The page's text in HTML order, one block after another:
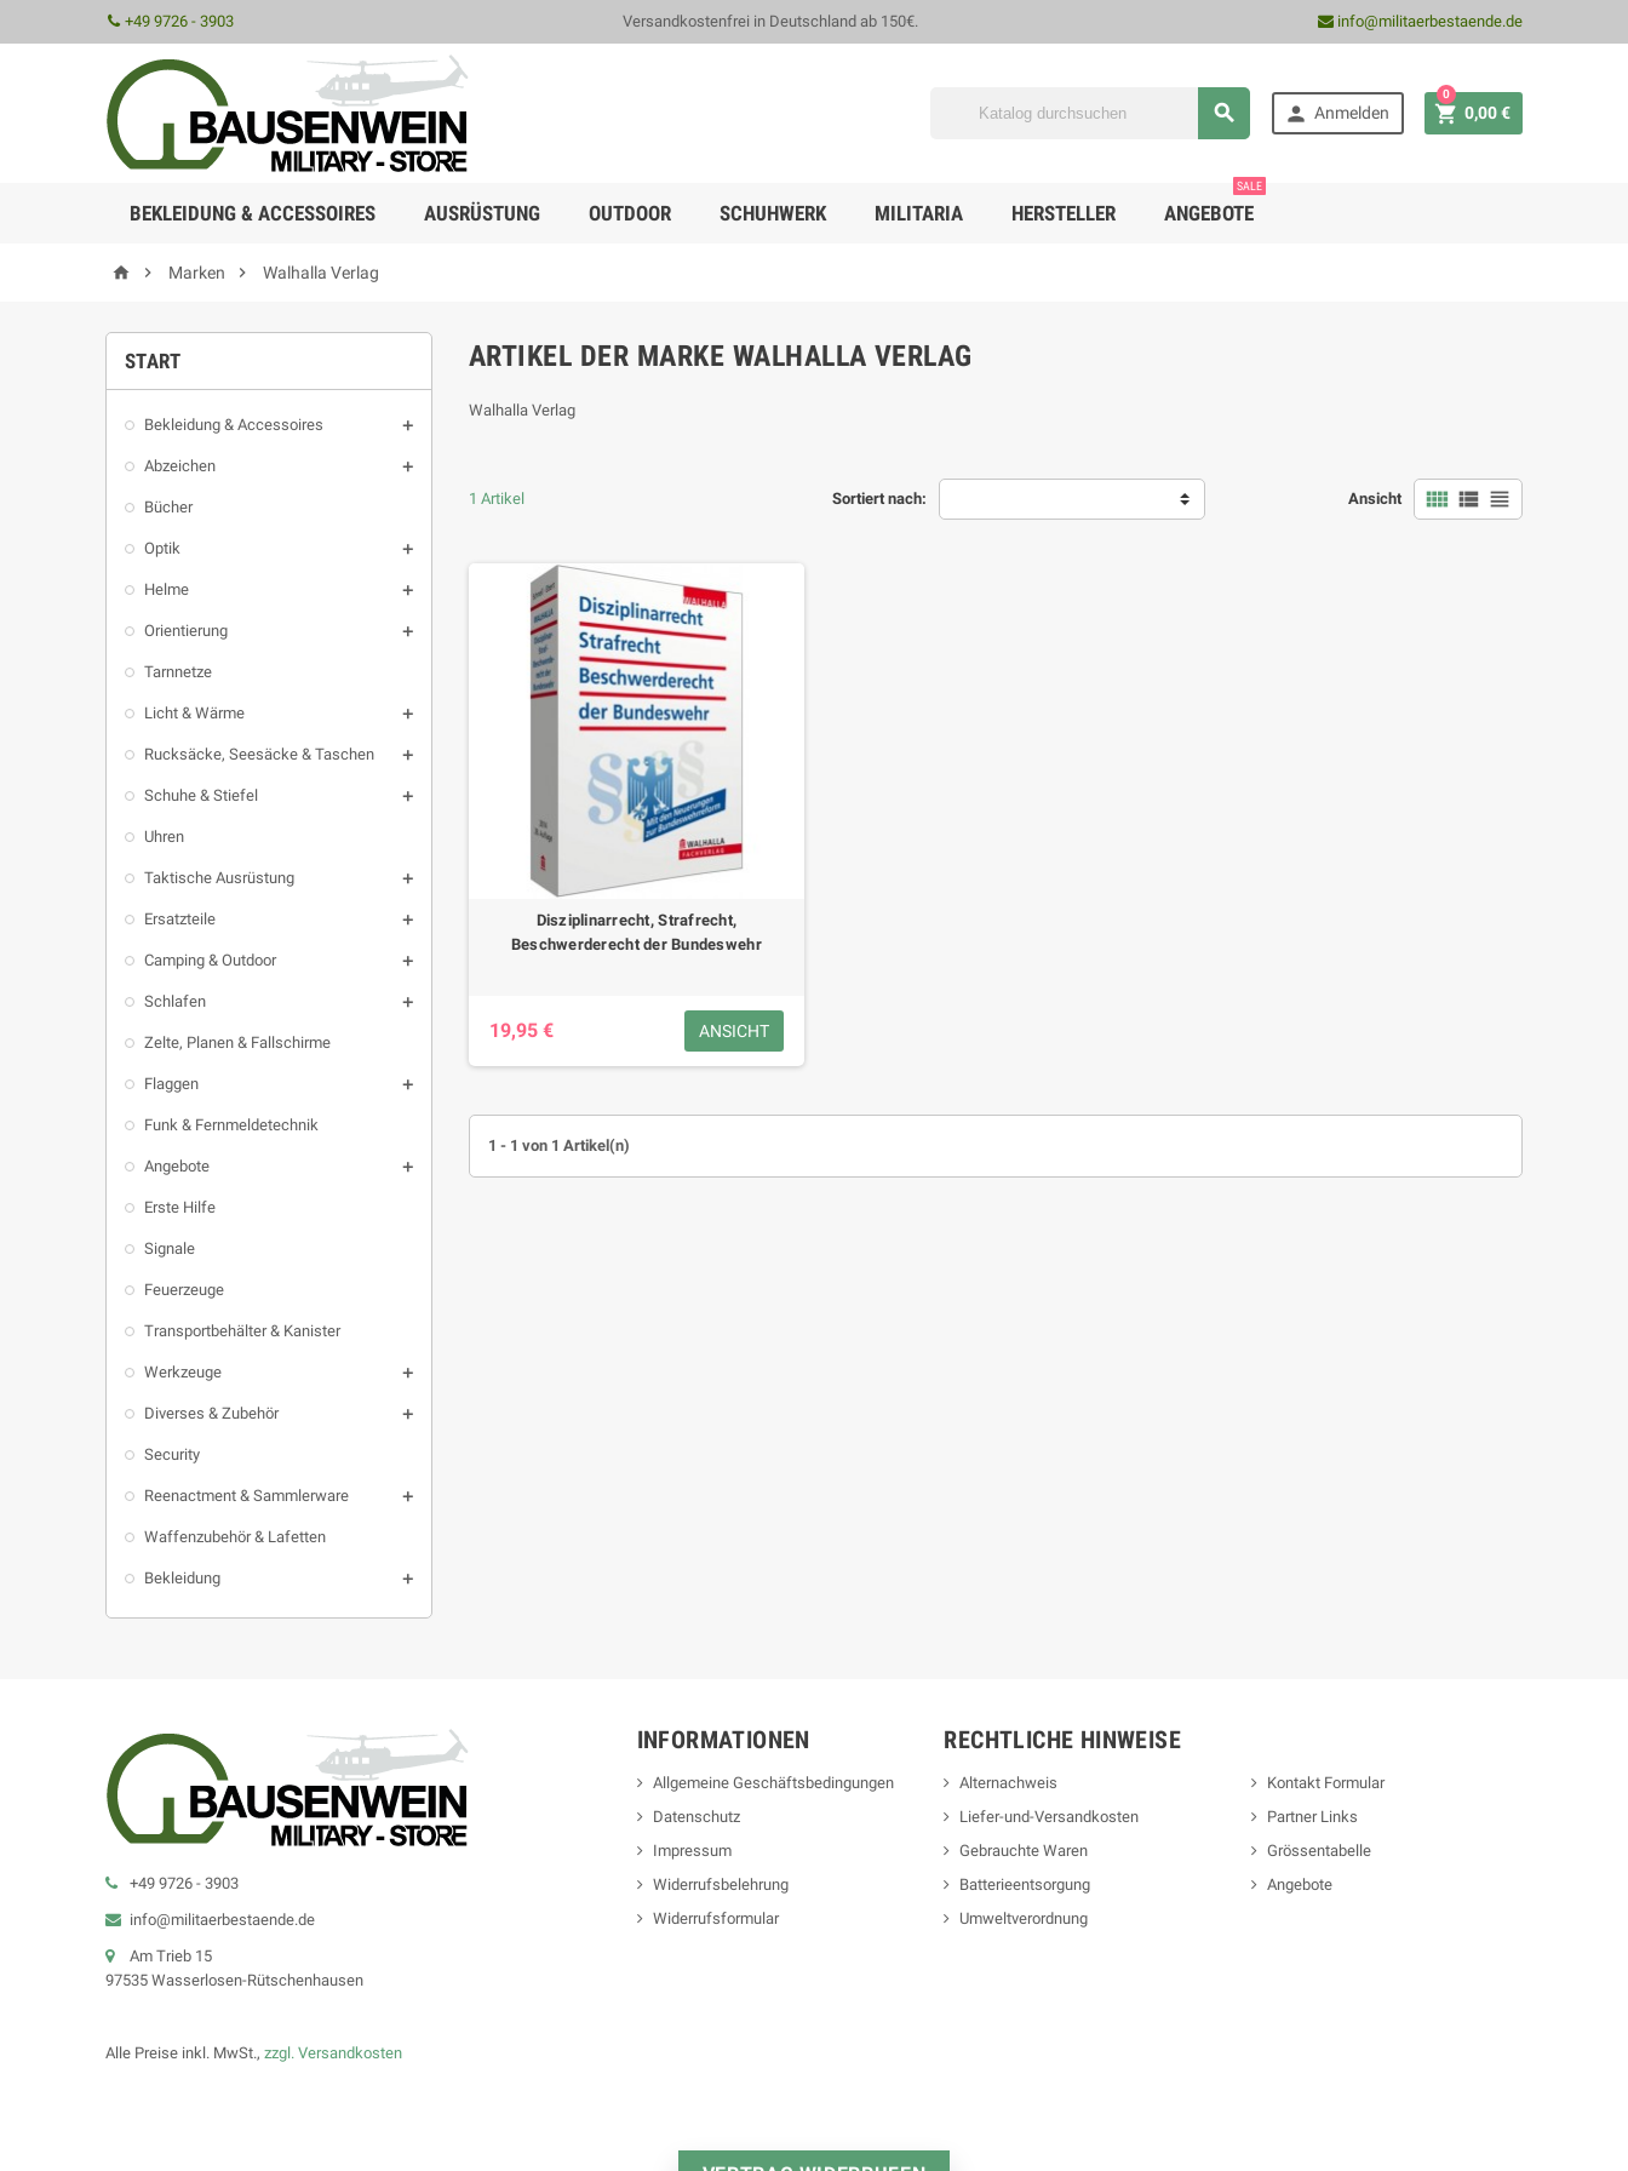
+49 9726 - 3903 info@militaerbestaende.de
Versandkostenfrei in Deutschland ab 150€.
  Anmelden  0,00 €
0
BEKLEIDUNG & ACCESSOIRES AUSRÜSTUNG OUTDOOR SCHUHWERK MILITARIA HERSTELLER ANGEBOTE
SALE
  Marken  Walhalla Verlag
START
Bekleidung & Accessoires 
Abzeichen 
Bücher
Optik 
Helme 
Orientierung 
Tarnnetze
Licht & Wärme 
Rucksäcke, Seesäcke & Taschen 
Schuhe & Stiefel 
Uhren
Taktische Ausrüstung 
Ersatzteile 
Camping & Outdoor 
Schlafen 
Zelte, Planen & Fallschirme
Flaggen 
Funk & Fernmeldetechnik
Angebote 
Erste Hilfe
Signale
Feuerzeuge
Transportbehälter & Kanister
Werkzeuge 
Diverses & Zubehör 
Security
Reenactment & Sammlerware 
Waffenzubehör & Lafetten
Bekleidung 
ARTIKEL DER MARKE WALHALLA VERLAG
Walhalla Verlag
1 Artikel Sortiert nach: Ansicht   
Disziplinarrecht, Strafrecht,
Beschwerderecht der Bundeswehr
19,95 € ANSICHT
1 - 1 von 1 Artikel(n)
+49 9726 - 3903
info@militaerbestaende.de
Am Trieb 15
97535 Wasserlosen-Rütschenhausen
Alle Preise inkl. MwSt., zzgl. Versandkosten
INFORMATIONEN
Allgemeine Geschäftsbedingungen
Datenschutz
Impressum
Widerrufsbelehrung
Widerrufsformular
RECHTLICHE HINWEISE
Alternachweis
Liefer-und-Versandkosten
Gebrauchte Waren
Batterieentsorgung
Umweltverordnung
Kontakt Formular
Partner Links
Grössentabelle
Angebote